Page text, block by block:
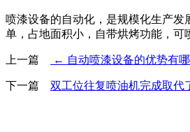
喷漆设备的自动化，是规模化生产
单，占地面积小，自带烘烤功能，可
上一篇 ← 自动喷漆设备的优势有哪
下一篇 双工位往复喷油机完成取